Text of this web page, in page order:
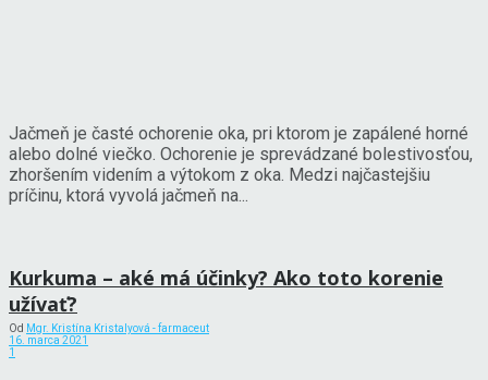
Jačmeň je časté ochorenie oka, pri ktorom je zapálené horné
alebo dolné viečko. Ochorenie je sprevádzané bolestivosťou,
zhoršením videním a výtokom z oka. Medzi najčastejšiu
príčinu, ktorá vyvolá jačmeň na...
Kurkuma – aké má účinky? Ako toto korenie
užívať?
Od Mgr. Kristína Kristalyová - farmaceut
16. marca 2021
1